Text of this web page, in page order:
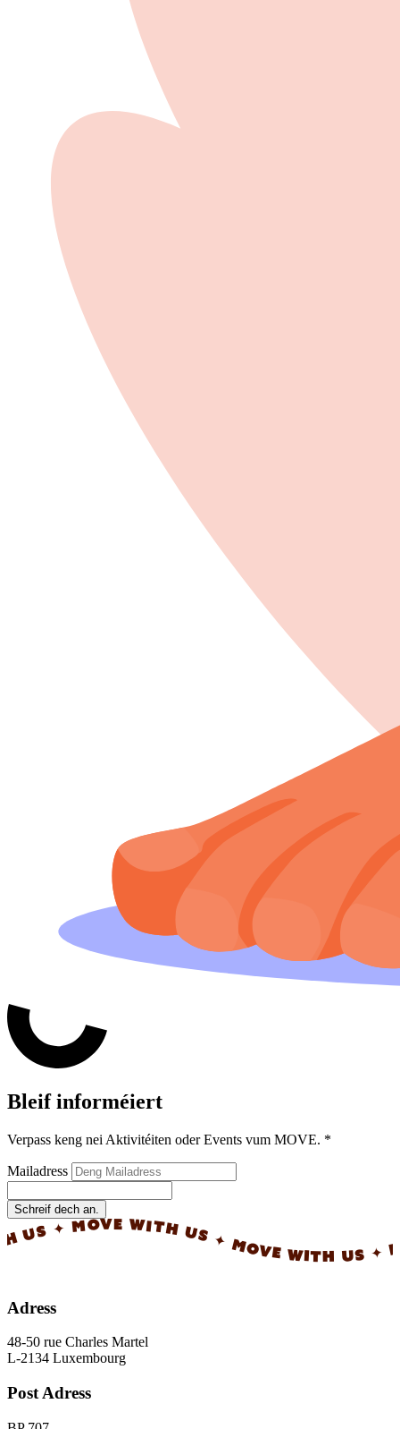
Bleif informéiert
Verpass keng nei Aktivitéiten oder Events vum MOVE. *
Mailadress
Schreif dech an.
✦ MOVE WITH US ✦ MOVE WITH US ✦ MOVE
Adress
48-50 rue Charles Martel
L-2134 Luxembourg
Post Adress